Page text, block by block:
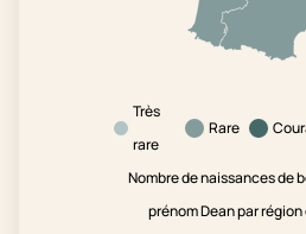
Très
rare
Rare
Nombre de naissances de
prénom Dean par